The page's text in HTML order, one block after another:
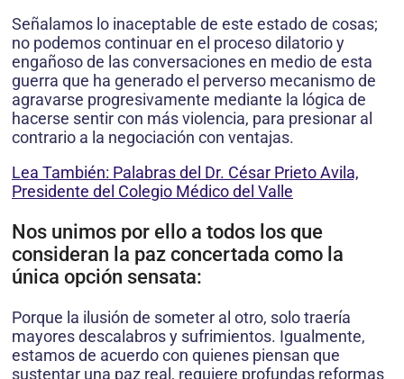
Señalamos lo inaceptable de este estado de cosas;
no podemos continuar en el proceso dilatorio y
engañoso de las conversaciones en medio de esta
guerra que ha generado el perverso mecanismo de
agravarse progresivamente mediante la lógica de
hacerse sentir con más violencia, para presionar al
contrario a la negociación con ventajas.
Lea También: Palabras del Dr. César Prieto Avila,
Presidente del Colegio Médico del Valle
Nos unimos por ello a todos los que
consideran la paz concertada como la
única opción sensata:
Porque la ilusión de someter al otro, solo traería
mayores descalabros y sufrimientos. Igualmente,
estamos de acuerdo con quienes piensan que
sustentar una paz real, requiere profundas reformas